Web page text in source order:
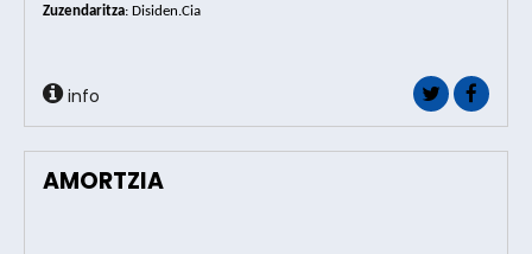
Zuzendaritza: Disiden.Cia
info
AMORTZIA